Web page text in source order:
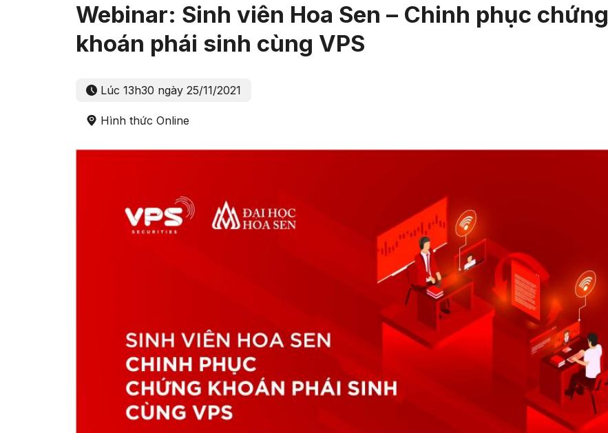
Webinar: Sinh viên Hoa Sen – Chinh phục chứng
khoán phái sinh cùng VPS
Lúc 13h30 ngày 25/11/2021
Hình thức Online